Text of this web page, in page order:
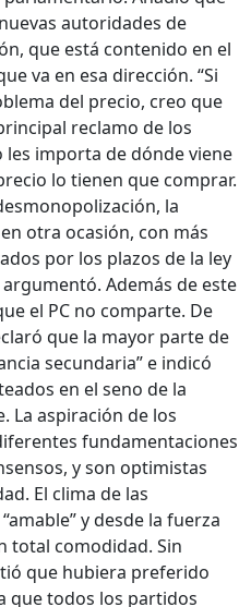
autoridades de
que está contenido en el
va en esa dirección. “Si
del precio, creo que
reclamo de los
importa de dónde viene
lo tienen que comprar.
la
otra ocasión, con más
por los plazos de la ley
Además de este
el PC no comparte. De
que la mayor parte de
secundaria” e indicó
en el seno de la
La aspiración de los
fundamentaciones
y son optimistas
El clima de las
y desde la fuerza
total comodidad. Sin
que hubiera preferido
que todos los partidos